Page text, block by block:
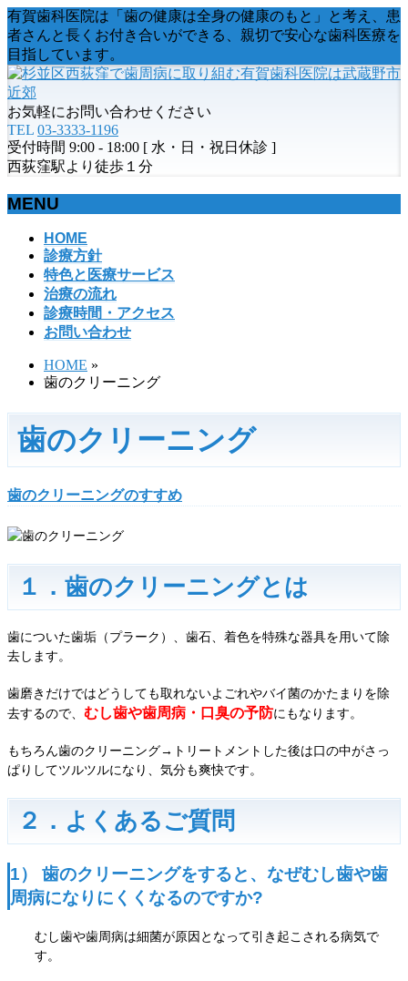
有賀歯科医院は「歯の健康は全身の健康のもと」と考え、患
者さんと長くお付き合いができる、親切で安心な歯科医療を
目指しています。
お気軽にお問い合わせください
TEL 03-3333-1196
受付時間 9:00 - 18:00 [ 水・日・祝日休診 ]
西荻窪駅より徒歩１分
MENU
HOME
診療方針
特色と医療サービス
治療の流れ
診療時間・アクセス
お問い合わせ
HOME »
歯のクリーニング
歯のクリーニング
歯のクリーニングのすすめ
１．歯のクリーニングとは
歯についた歯垢（プラーク）、歯石、着色を特殊な器具を用いて除
去します。
歯磨きだけではどうしても取れないよごれやバイ菌のかたまりを除
去するので、 むし歯や歯周病・口臭の予防にもなります。
もちろん歯のクリーニング→トリートメントした後は口の中がさっ
ぱりしてツルツルになり、気分も爽快です。
２．よくあるご質問
1） 歯のクリーニングをすると、なぜむし歯や歯
周病になりにくくなるのですか?
むし歯や歯周病は細菌が原因となって引き起こされる病気で
す。